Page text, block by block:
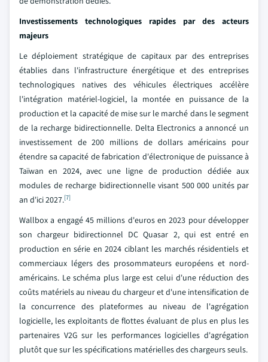
Investissements technologiques rapides par des acteurs
majeurs
Le déploiement stratégique de capitaux par des entreprises
établies dans l'infrastructure énergétique et des entreprises
technologiques natives des véhicules électriques accélère
l'intégration matériel-logiciel, la montée en puissance de la
production et la capacité de mise sur le marché dans le segment
de la recharge bidirectionnelle. Delta Electronics a annoncé un
investissement de 200 millions de dollars américains pour
étendre sa capacité de fabrication d'électronique de puissance à
Taïwan en 2024, avec une ligne de production dédiée aux
modules de recharge bidirectionnelle visant 500 000 unités par
an d'ici 2027.[7]
Wallbox a engagé 45 millions d'euros en 2023 pour développer
son chargeur bidirectionnel DC Quasar 2, qui est entré en
production en série en 2024 ciblant les marchés résidentiels et
commerciaux légers des prosommateurs européens et nord-
américains. Le schéma plus large est celui d'une réduction des
coûts matériels au niveau du chargeur et d'une intensification de
la concurrence des plateformes au niveau de l'agrégation
logicielle, les exploitants de flottes évaluant de plus en plus les
partenaires V2G sur les performances logicielles d'agrégation
plutôt que sur les spécifications matérielles des chargeurs seuls.